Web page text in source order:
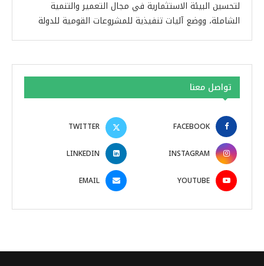
لتحسين البيئة الاستثمارية في مجال التعمير والتنمية
الشاملة، ووضع آليات تنفيذية للمشروعات القومية للدولة
تواصل معنا
FACEBOOK
TWITTER
INSTAGRAM
LINKEDIN
YOUTUBE
EMAIL